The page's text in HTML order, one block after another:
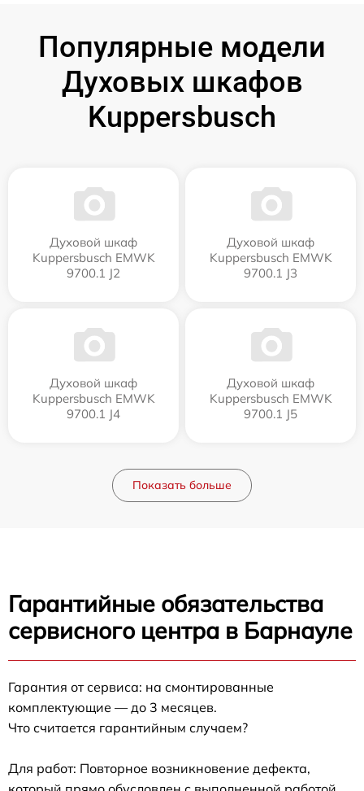
Популярные модели
Духовых шкафов
Kuppersbusch
Духовой шкаф
Kuppersbusch EMWK
9700.1 J2
Духовой шкаф
Kuppersbusch EMWK
9700.1 J3
Духовой шкаф
Kuppersbusch EMWK
9700.1 J4
Духовой шкаф
Kuppersbusch EMWK
9700.1 J5
Показать больше
Гарантийные обязательства
сервисного центра в Барнауле
Гарантия от сервиса: на смонтированные
комплектующие — до 3 месяцев.
Что считается гарантийным случаем?
Для работ: Повторное возникновение дефекта,